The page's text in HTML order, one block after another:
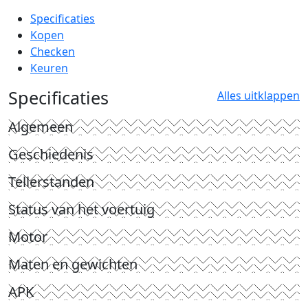
Specificaties
Kopen
Checken
Keuren
Specificaties Alles uitklappen
Algemeen
Geschiedenis
Tellerstanden
Status van het voertuig
Motor
Maten en gewichten
APK